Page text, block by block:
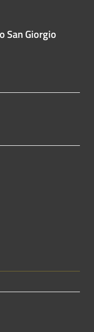
San Giorgio